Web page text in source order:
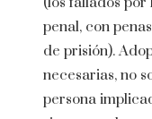
penal, con
de prisión).
necesarias, no
persona